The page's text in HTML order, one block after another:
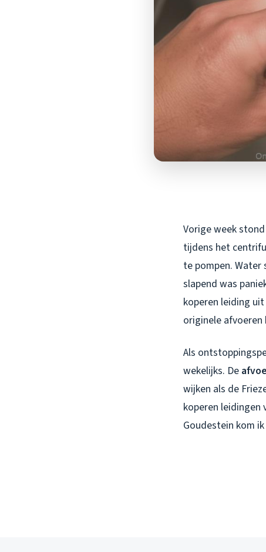
Vorige week
tijdens het
te pompen. Water
slapend was
koperen leiding
originele afvoeren
Als
wekelijks. De
wijken als de
koperen leidingen
Goudestein kom